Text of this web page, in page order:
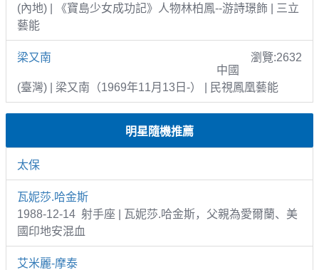
(內地) | 《寶島少女成功記》人物林柏鳳--游詩璟飾 | 三立
藝能
梁又南
瀏覽:2632
中國
(臺灣) | 梁又南（1969年11月13日-） | 民視鳳凰藝能
明星隨機推薦
太保
瓦妮莎.哈金斯
1988-12-14 射手座 | 瓦妮莎.哈金斯，父親為愛爾蘭、美
國印地安混血
艾米麗-摩泰